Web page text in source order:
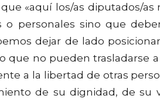
«aquí los/as diputados/
o personales sino que
dejar de lado
que no pueden trasladarse
a la libertad de otras
de su dignidad, de su